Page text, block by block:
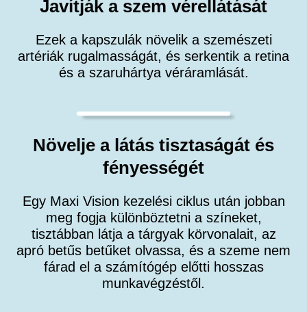
Javítják a szem vérellátását
Ezek a kapszulák növelik a szemészeti
artériák rugalmasságát, és serkentik a retina
és a szaruhártya véráramlását.
Növelje a látás tisztaságát és
fényességét
Egy Maxi Vision kezelési ciklus után jobban
meg fogja különböztetni a színeket,
tisztábban látja a tárgyak körvonalait, az
apró betűs betűket olvassa, és a szeme nem
fárad el a számítógép előtti hosszas
munkavégzéstől.